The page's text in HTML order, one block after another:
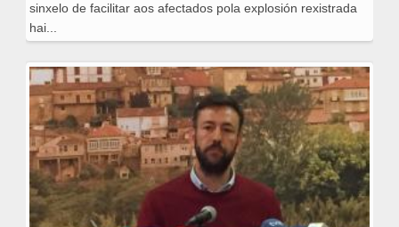
sinxelo de facilitar aos afectados pola explosión rexistrada
hai...